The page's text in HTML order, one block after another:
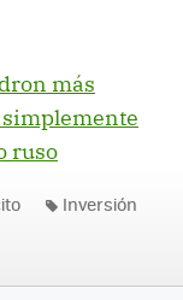
más
ruso
Inversión